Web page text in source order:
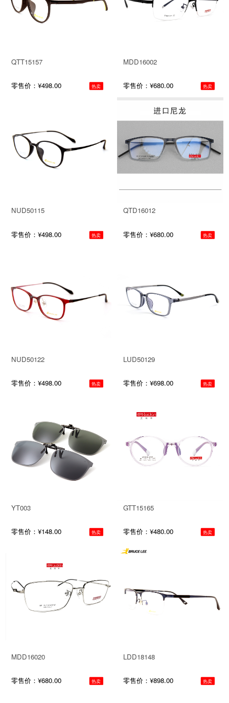
QTT15157
零售价：¥498.00 热卖
MDD16002
零售价：¥680.00 热卖
NUD50115
零售价：¥498.00 热卖
QTD16012
零售价：¥680.00 热卖
NUD50122
零售价：¥498.00 热卖
LUD50129
零售价：¥698.00 热卖
YT003
零售价：¥148.00 热卖
GTT15165
零售价：¥480.00 热卖
MDD16020
零售价：¥680.00 热卖
LDD18148
零售价：¥898.00 热卖